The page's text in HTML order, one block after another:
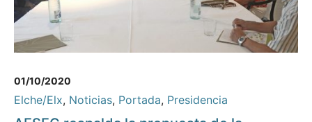
01/10/2020
Elche/Elx, Noticias, Portada, Presidencia